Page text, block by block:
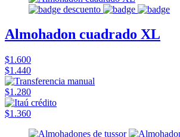
Almohadon cuadrado XL
$1.600
$1.440
$1.280
$1.360